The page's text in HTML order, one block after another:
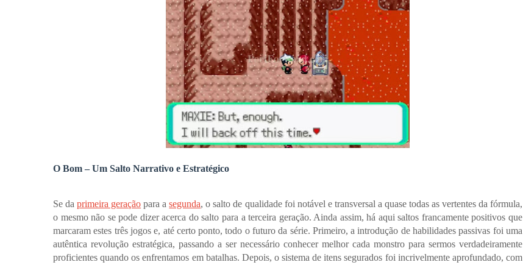
O Bom – Um Salto Narrativo e Estratégico
Se daprimeira geração para asegunda, o salto de qualidade foi notável e transversal a quase todas as vertentes da fórmula,
o mesmo não se pode dizer acerca do salto para a terceira geração. Ainda assim, há aqui saltos francamente positivos que
marcaram estes três jogos e, até certo ponto, todo o futuro da série. Primeiro, a introdução de habilidades passivas foi uma
autêntica revolução estratégica, passando a ser necessário conhecer melhor cada monstro para sermos verdadeiramente
proficientes quando os enfrentamos em batalhas. Depois, o sistema de itens segurados foi incrivelmente aprofundado, com